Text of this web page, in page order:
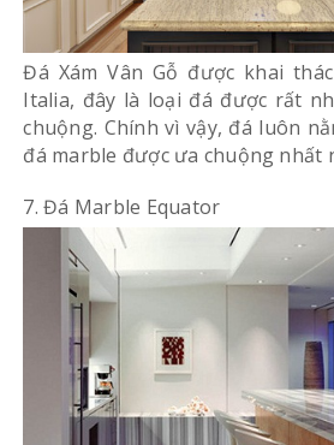
Đá Xám Vân Gỗ được khai
Italia, đây là loại đá được rất
chuộng. Chính vì vậy, đá luôn
đá marble được ưa chuộng nhất
7. Đá Marble Equator